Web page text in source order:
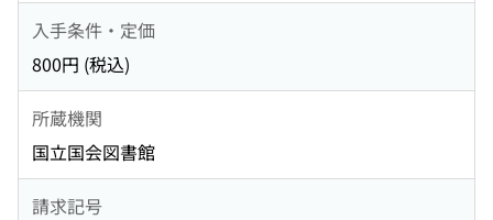
入手条件・定価
800円 (税込)
所蔵機関
国立国会図書館
請求記号